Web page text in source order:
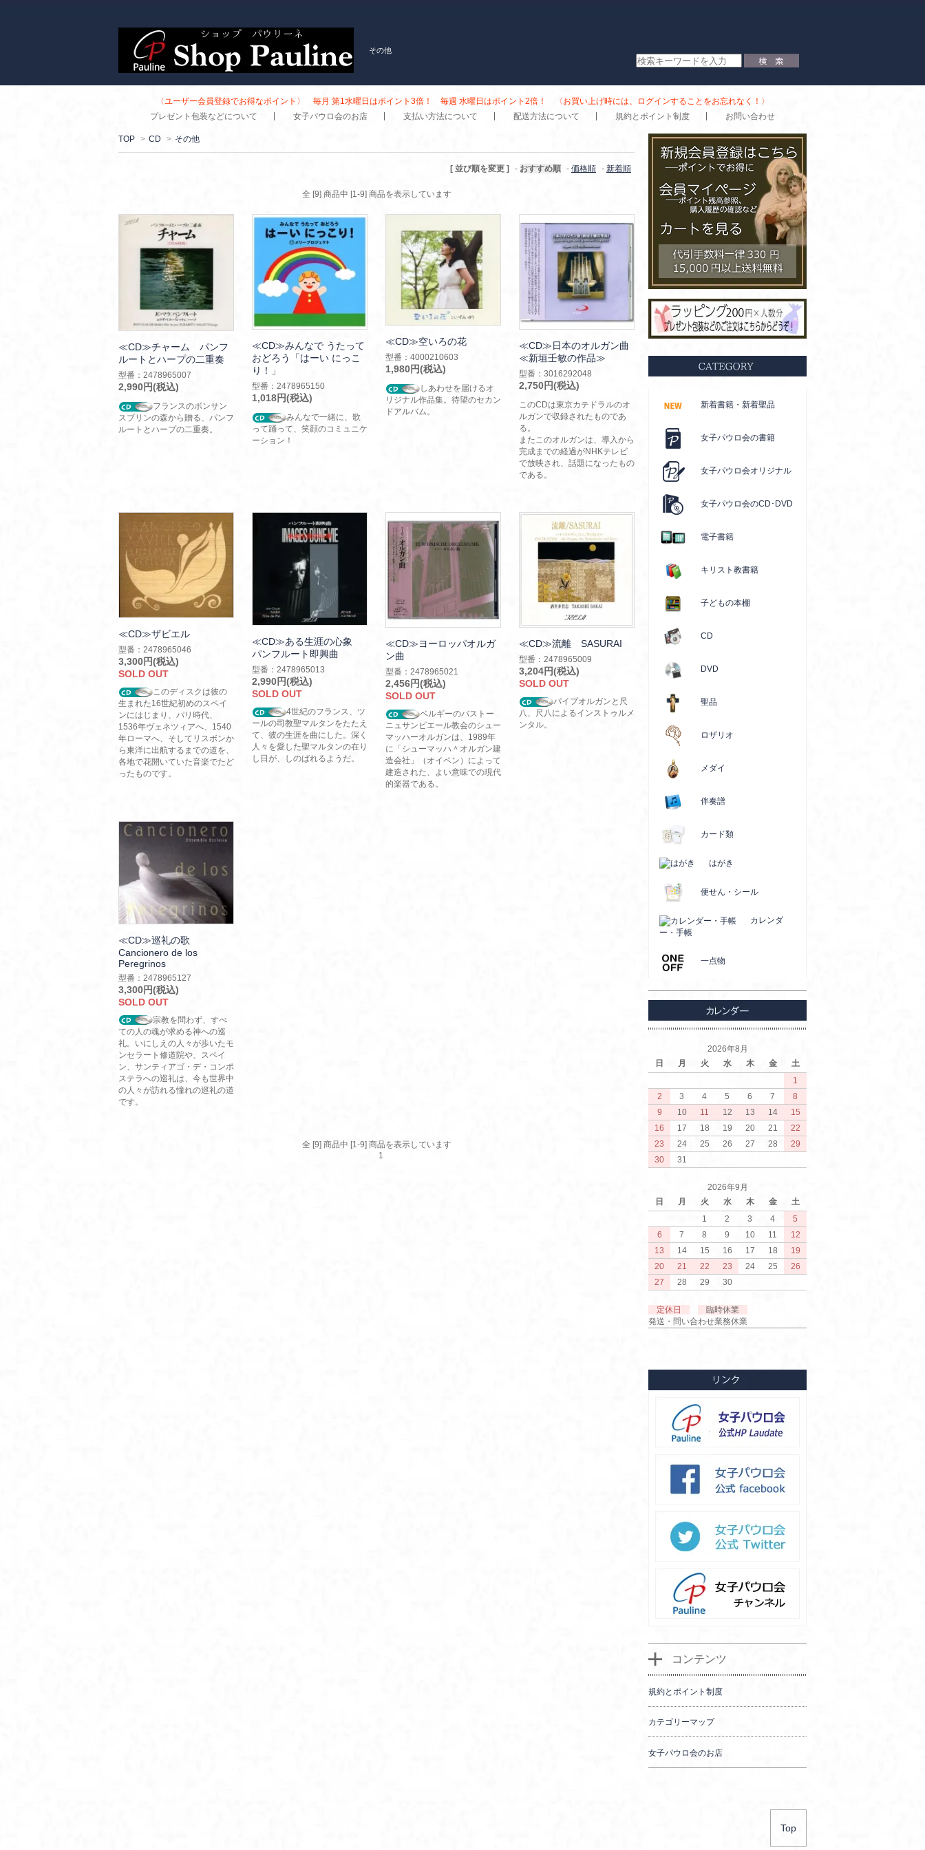
その他
〈ユーザー会員登録でお得なポイント〉 毎月 第1水曜日はポイント3倍！ 毎週 水曜日はポイント2倍！ 〈お買い上げ時には、ログインすることをお忘れなく！〉
プレゼント包装などについて
女子パウロ会のお店 支払い方法について 配送方法について 規約とポイント制度 お問い合わせ
TOP > CD > その他
[ 並び順を変更 ] - おすすめ順 - 価格順 - 新着順
全 [9] 商品中 [1-9] 商品を表示しています
≪CD≫チャーム パンフ
ルートとハープの二重奏
型番：2478965007
2,990円(税込)
フランスのボンサン
スブリンの森から贈る、パンフ
ルートとハープの二重奏。
≪CD≫みんなで うたって
おどろう「はーい にっこ
り！」
型番：2478965150
1,018円(税込)
みんなで一緒に、歌
って踊って、笑顔のコミュニケ
ーション！
≪CD≫空いろの花
型番：4000210603
1,980円(税込)
しあわせを届けるオ
リジナル作品集。待望のセカン
ドアルバム。
≪CD≫日本のオルガン曲
≪新垣壬敏の作品≫
型番：3016292048
2,750円(税込)
このCDは東京カテドラルのオ
ルガンで収録されたものであ
る。
またこのオルガンは、導入から
完成までの経過がNHKテレビ
で放映され、話題になったもの
である。
≪CD≫ザビエル
型番：2478965046
3,300円(税込)
SOLD OUT
このディスクは彼の
生まれた16世紀初めのスペイ
ンにはじまり、パリ時代、
1536年ヴェネツィアへ、1540
年ローマへ、そしてリスボンか
ら東洋に出航するまでの道を、
各地で花開いていた音楽でたど
ったものです。
≪CD≫ある生涯の心象
パンフルート即興曲
型番：2478965013
2,990円(税込)
SOLD OUT
4世紀のフランス、ツ
ールの司教聖マルタンをたたえ
て、彼の生涯を曲にした。深く
人々を愛した聖マルタンの在り
し日が、しのばれるようだ。
≪CD≫ヨーロッパオルガ
ン曲
型番：2478965021
2,456円(税込)
SOLD OUT
ベルギーのバストー
ニュサンピエール教会のシュー
マッハーオルガンは、1989年
に「シューマッハ＾オルガン建
造会社」（オイペン）によって
建造された、よい意味での現代
的楽器である。
≪CD≫流離 SASURAI
型番：2478965009
3,204円(税込)
SOLD OUT
パイプオルガンと尺
八、尺八によるインストゥルメ
ンタル。
≪CD≫巡礼の歌
Cancionero de los
Peregrinos
型番：2478965127
3,300円(税込)
SOLD OUT
宗教を問わず、すべ
ての人の魂が求める神への巡
礼。いにしえの人々が歩いたモ
ンセラート修道院や、スペイ
ン、サンティアゴ・デ・コンポ
ステラへの巡礼は、今も世界中
の人々が訪れる憧れの巡礼の道
です。
全 [9] 商品中 [1-9] 商品を表示しています
1
新着書籍・新着聖品
女子パウロ会の書籍
女子パウロ会オリジナル
女子パウロ会のCD･DVD
電子書籍
キリスト教書籍
子どもの本棚
CD
DVD
聖品
ロザリオ
メダイ
伴奏譜
カード類
はがき
便せん・シール
カレンダ
ー・手帳
一点物
2026年8月
日
月 火 水 木 金
土
1
2
3 4 5 6 7
8
9
10 11 12 13 14
15
16
17 18 19 20 21
22
23
24 25 26 27 28
29
30
31
2026年9月
日
月 火 水 木 金
土
1
2 3 4
5
6
7 8 9 10 11
12
13
14 15 16 17 18
19
20
21 22 23 24 25
26
27
28 29 30
定休日
臨時休業
発送・問い合わせ業務休業
コンテンツ
規約とポイント制度
カテゴリーマップ
女子パウロ会のお店
Top